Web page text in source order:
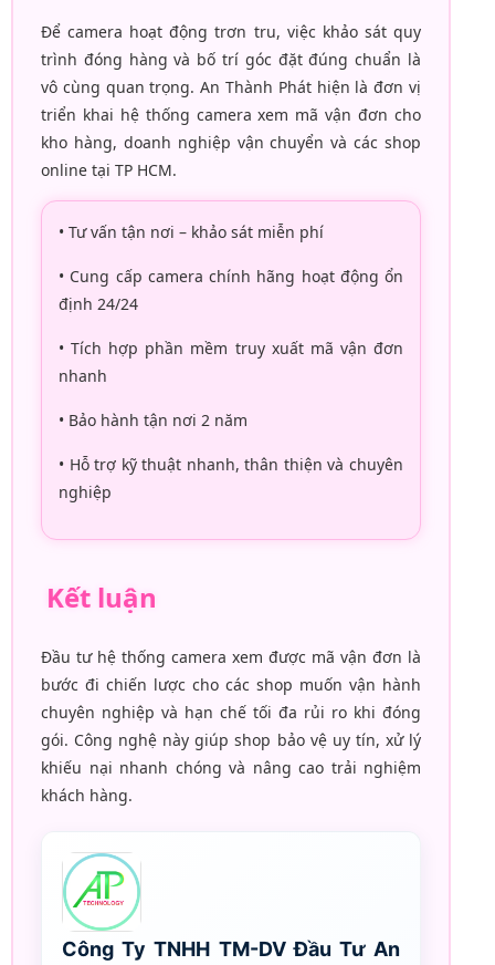
Để camera hoạt động trơn tru, việc khảo sát quy
trình đóng hàng và bố trí góc đặt đúng chuẩn là
vô cùng quan trọng. An Thành Phát hiện là đơn vị
triển khai hệ thống camera xem mã vận đơn cho
kho hàng, doanh nghiệp vận chuyển và các shop
online tại TP HCM.
• Tư vấn tận nơi – khảo sát miễn phí
• Cung cấp camera chính hãng hoạt động ổn
định 24/24
• Tích hợp phần mềm truy xuất mã vận đơn
nhanh
• Bảo hành tận nơi 2 năm
• Hỗ trợ kỹ thuật nhanh, thân thiện và chuyên
nghiệp
Kết luận
Đầu tư hệ thống camera xem được mã vận đơn là
bước đi chiến lược cho các shop muốn vận hành
chuyên nghiệp và hạn chế tối đa rủi ro khi đóng
gói. Công nghệ này giúp shop bảo vệ uy tín, xử lý
khiếu nại nhanh chóng và nâng cao trải nghiệm
khách hàng.
Công Ty TNHH TM-DV Đầu Tư An